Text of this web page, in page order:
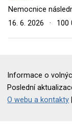
Nemocnice
16. 6. 2026
· 100
Informace o
Poslední
O webu a kontakty